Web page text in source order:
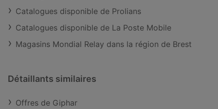
Catalogues disponible de Prolians
Catalogues disponible de La Poste Mobile
Magasins Mondial Relay dans la région de Brest
Détaillants similaires
Offres de Giphar